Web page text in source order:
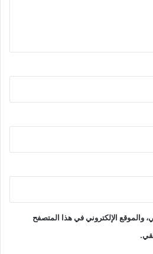
والموقع الإلكتروني في هذا المتصفح